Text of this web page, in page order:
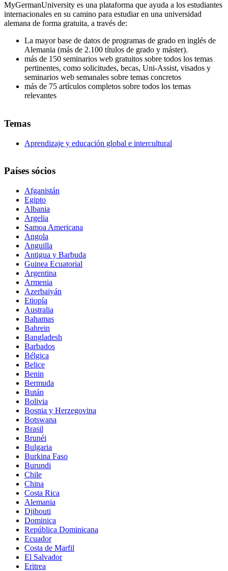
MyGermanUniversity es una plataforma que ayuda a los estudiantes
internacionales en su camino para estudiar en una universidad
alemana de forma gratuita, a través de:
La mayor base de datos de programas de grado en inglés de
Alemania (más de 2.100 títulos de grado y máster).
más de 150 seminarios web gratuitos sobre todos los temas
pertinentes, como solicitudes, becas, Uni-Assist, visados y
seminarios web semanales sobre temas concretos
más de 75 artículos completos sobre todos los temas
relevantes
Temas
Aprendizaje y educación global e intercultural
Países sócios
Afganistán
Egipto
Albania
Argelia
Samoa Americana
Angola
Anguilla
Antigua y Barbuda
Guinea Ecuatorial
Argentina
Armenia
Azerbaiyán
Etiopía
Australia
Bahamas
Bahrein
Bangladesh
Barbados
Bélgica
Belice
Benin
Bermuda
Bután
Bolivia
Bosnia y Herzegovina
Botswana
Brasil
Brunéi
Bulgaria
Burkina Faso
Burundi
Chile
China
Costa Rica
Alemania
Djibouti
Dominica
República Dominicana
Ecuador
Costa de Marfil
El Salvador
Eritrea